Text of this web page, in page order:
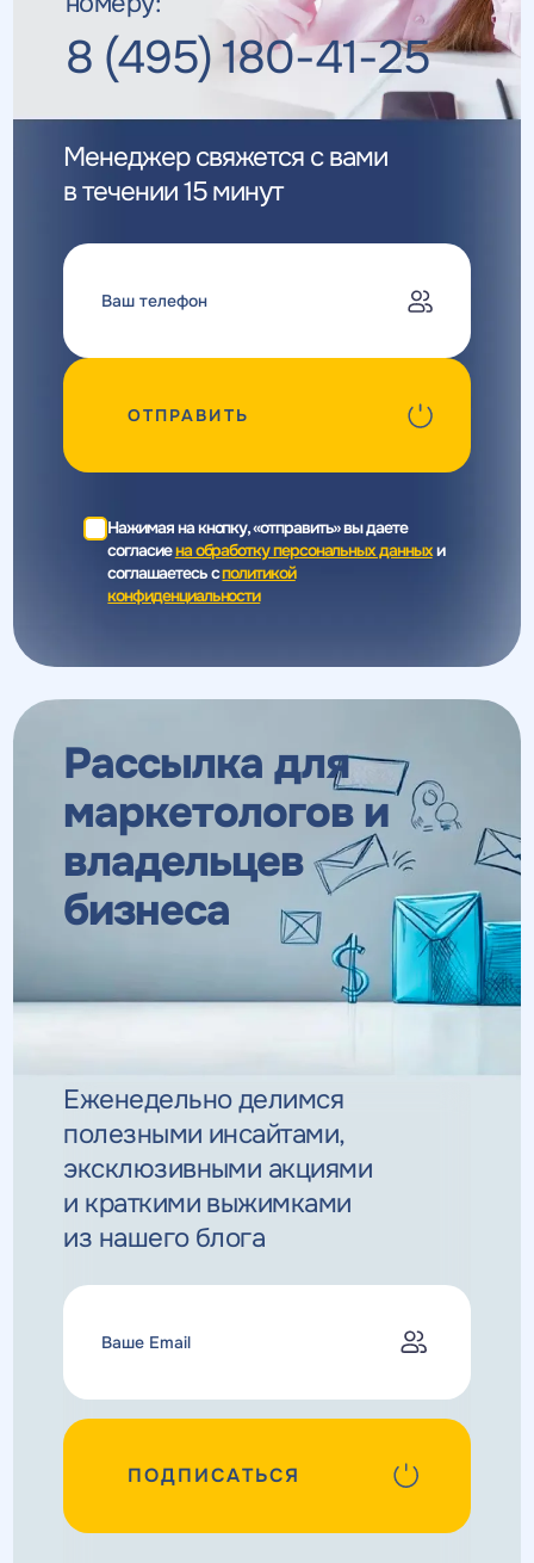
8 (495) 180-41-25
Менеджер свяжется с вами
в течении 15 минут
ОТПРАВИТЬ
Нажимая на кнопку, «отправить» вы даете
согласиена обработку персональных данныхи
соглашаетесь cполитикой
конфиденциальности
Рассылка для
маркетологов и
владельцев
бизнеса
Еженедельно делимся
полезными инсайтами,
эксклюзивными акциями
и краткими выжимками
из нашего блога
ПОДПИСАТЬСЯ